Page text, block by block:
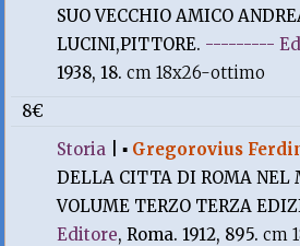
SUO VECCHIO AMICO
LUCINI,PITTORE. ---------
1938, 18.cm 18x26-ottimo
8€
Storia |▪ Gregorovius
DELLA CITTA DI ROMA NEL
VOLUME TERZO TERZA
Editore, Roma. 1912, 895.cm